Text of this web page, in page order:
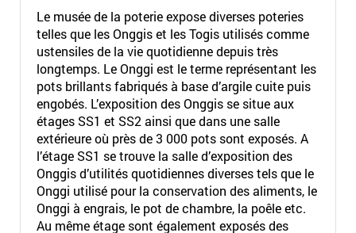
Le musée de la poterie expose diverses poteries
telles que les Onggis et les Togis utilisés comme
ustensiles de la vie quotidienne depuis très
longtemps. Le Onggi est le terme représentant les
pots brillants fabriqués à base d’argile cuite puis
engobés. L’exposition des Onggis se situe aux
étages SS1 et SS2 ainsi que dans une salle
extérieure où près de 3 000 pots sont exposés. A
l’étage SS1 se trouve la salle d’exposition des
Onggis d’utilités quotidiennes diverses tels que le
Onggi utilisé pour la conservation des aliments, le
Onggi à engrais, le pot de chambre, la poêle etc.
Au même étage sont également exposés des